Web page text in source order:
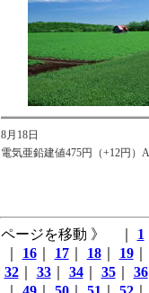
8月18日
電気亜鉛建値475円（+12円）
ページを移動 》 ｜ 1
16｜ 17｜ 18｜ 19
32｜ 33｜ 34｜ 35｜ 36